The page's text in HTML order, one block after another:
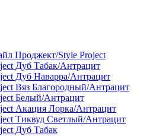
Проджект/Style Project
Дуб Табак/Антрацит
Дуб Наварра/Антрацит
Вяз Благородный/Антрацит
Белый/Антрацит
Акация Лорка/Антрацит
Тиквуд Светлый/Антрацит
Дуб Табак